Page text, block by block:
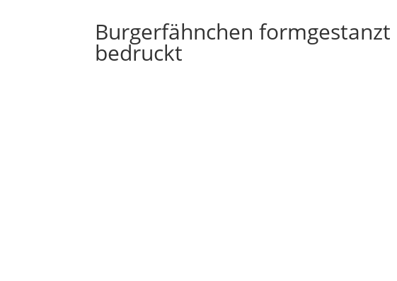
Burgerfähnchen formgestanzt
bedruckt